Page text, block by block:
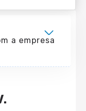
a empresa